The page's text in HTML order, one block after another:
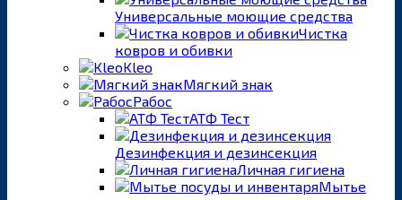
Универсальные моющие средства
Чистка
ковров и обивки
Kleo
Мягкий знак
Рабос
АТФ Тест
Дезинфекция и дезинсекция
Личная гигиена
Мытье